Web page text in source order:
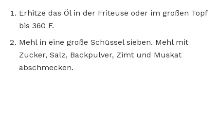
Erhitze das Öl in der Friteuse oder im großen Topf
bis 360 F.
Mehl in eine große Schüssel sieben. Mehl mit
Zucker, Salz, Backpulver, Zimt und Muskat
abschmecken.